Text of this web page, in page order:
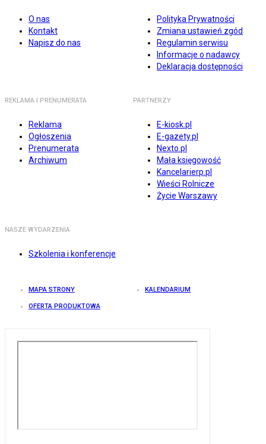
O nas
Kontakt
Napisz do nas
Polityka Prywatności
Zmiana ustawień zgód
Regulamin serwisu
Informacje o nadawcy
Deklaracja dostępności
REKLAMA I PRENUMERATA
Reklama
Ogłoszenia
Prenumerata
Archiwum
PARTNERZY
E-kiosk.pl
E-gazety.pl
Nexto.pl
Mała księgowość
Kancelarierp.pl
Wieści Rolnicze
Życie Warszawy
NASZE WYDARZENIA
Szkolenia i konferencje
MAPA STRONY KALENDARIUM
OFERTA PRODUKTOWA